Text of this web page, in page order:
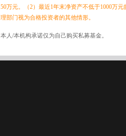
50万元。（2）最近1年末净资产不低于1000万
理部门视为合格投资者的其他情形。
本人/本机构承诺仅为自己购买私募基金。